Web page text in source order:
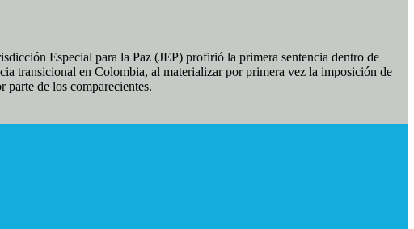
Especial para la Paz (JEP) profirió la primera sentencia dentro de
transicional en Colombia, al materializar por primera vez la imposición de
parte de los comparecientes.